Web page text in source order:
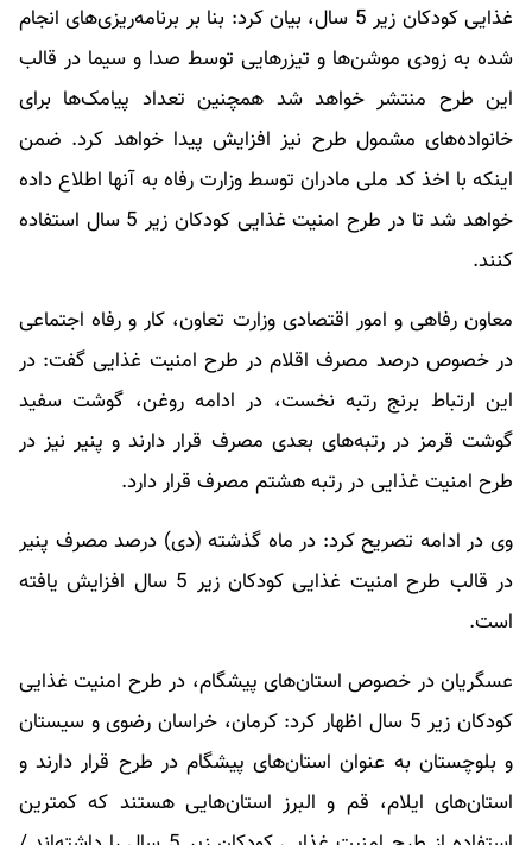
غذایی کودکان زیر 5 سال، بیان کرد: بنا بر برنامه‌ریزی‌های انجام
شده به زودی موشن‌ها و تیزرهایی توسط صدا و سیما در قالب
این طرح منتشر خواهد شد همچنین تعداد پیامک‌ها برای
خانواده‌های مشمول طرح نیز افزایش پیدا خواهد کرد. ضمن
اینکه با اخذ کد ملی مادران توسط وزارت رفاه به آنها اطلاع داده
خواهد شد تا در طرح امنیت غذایی کودکان زیر 5 سال استفاده
کنند.
معاون رفاهی و امور اقتصادی وزارت تعاون، کار و رفاه اجتماعی
در خصوص درصد مصرف اقلام در طرح امنیت غذایی گفت: در
این ارتباط برنج رتبه نخست، در ادامه روغن، گوشت سفید
گوشت قرمز در رتبه‌های بعدی مصرف قرار دارند و پنیر نیز در
طرح امنیت غذایی در رتبه هشتم مصرف قرار دارد.
وی در ادامه تصریح کرد: در ماه گذشته (دی) درصد مصرف پنیر
در قالب طرح امنیت غذایی کودکان زیر 5 سال افزایش یافته
است.
عسگریان در خصوص استان‌های پیشگام، در طرح امنیت غذایی
کودکان زیر 5 سال اظهار کرد: کرمان، خراسان رضوی و سیستان
و بلوچستان به عنوان استان‌های پیشگام در طرح قرار دارند و
استان‌های ایلام، قم و البرز استان‌هایی هستند که کمترین